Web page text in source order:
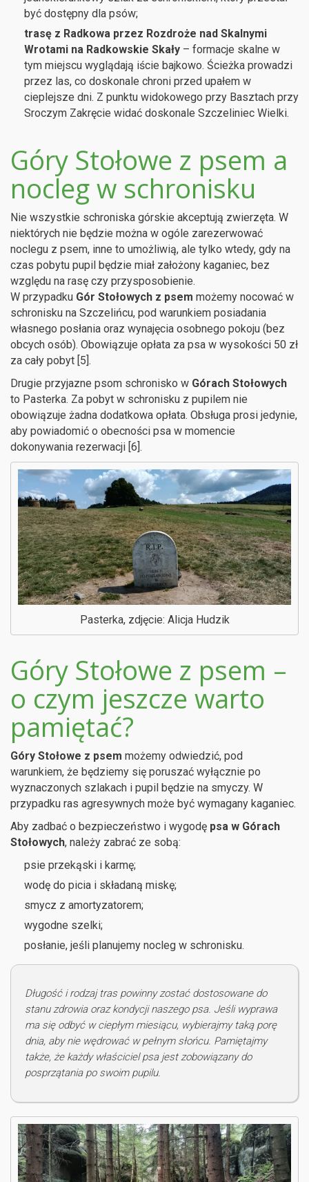
być dostępny dla psów;
trasę z Radkowa przez Rozdroże nad Skalnymi
Wrotami na Radkowskie Skały – formacje skalne w
tym miejscu wyglądają iście bajkowo. Ścieżka prowadzi
przez las, co doskonale chroni przed upałem w
cieplejsze dni. Z punktu widokowego przy Basztach przy
Sroczym Zakręcie widać doskonale Szczeliniec Wielki.
Góry Stołowe z psem a
nocleg w schronisku
Nie wszystkie schroniska górskie akceptują zwierzęta. W
niektórych nie będzie można w ogóle zarezerwować
noclegu z psem, inne to umożliwią, ale tylko wtedy, gdy na
czas pobytu pupil będzie miał założony kaganiec, bez
względu na rasę czy przysposobienie.
W przypadku Gór Stołowych z psem możemy nocować w
schronisku na Szczelińcu, pod warunkiem posiadania
własnego posłania oraz wynajęcia osobnego pokoju (bez
obcych osób). Obowiązuje opłata za psa w wysokości 50 zł
za cały pobyt [5].
Drugie przyjazne psom schronisko w Górach Stołowych
to Pasterka. Za pobyt w schronisku z pupilem nie
obowiązuje żadna dodatkowa opłata. Obsługa prosi jedynie,
aby powiadomić o obecności psa w momencie
dokonywania rezerwacji [6].
Pasterka, zdjęcie: Alicja Hudzik
Góry Stołowe z psem –
o czym jeszcze warto
pamiętać?
Góry Stołowe z psem możemy odwiedzić, pod
warunkiem, że będziemy się poruszać wyłącznie po
wyznaczonych szlakach i pupil będzie na smyczy. W
przypadku ras agresywnych może być wymagany kaganiec.
Aby zadbać o bezpieczeństwo i wygodę psa w Górach
Stołowych, należy zabrać ze sobą:
psie przekąski i karmę;
wodę do picia i składaną miskę;
smycz z amortyzatorem;
wygodne szelki;
posłanie, jeśli planujemy nocleg w schronisku.
Długość i rodzaj tras powinny zostać dostosowane do
stanu zdrowia oraz kondycji naszego psa. Jeśli wyprawa
ma się odbyć w ciepłym miesiącu, wybierajmy taką porę
dnia, aby nie wędrować w pełnym słońcu. Pamiętajmy
także, że każdy właściciel psa jest zobowiązany do
posprzątania po swoim pupilu.